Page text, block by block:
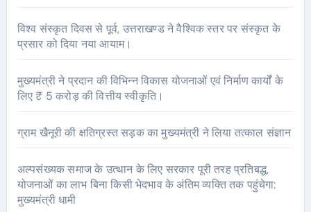
विश्व संस्कृत दिवस से पूर्व, उत्तराखण्ड ने वैश्विक स्तर पर संस्कृत के
प्रसार को दिया नया आयाम।
मुख्यमंत्री ने प्रदान की विभिन्न विकास योजनाओं एवं निर्माण कार्यों के
लिए ₹ 5 करोड़ की वित्तीय स्वीकृति।
ग्राम खैनूरी की क्षतिग्रस्त सड़क का मुख्यमंत्री ने लिया तत्काल संज्ञान
अल्पसंख्यक समाज के उत्थान के लिए सरकार पूरी तरह प्रतिबद्ध,
योजनाओं का लाभ बिना किसी भेदभाव के अंतिम व्यक्ति तक पहुंचेगा:
मुख्यमंत्री धामी